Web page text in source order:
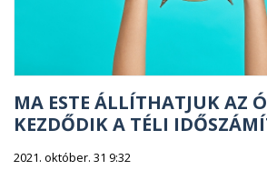
MA ESTE ÁLLÍTHATJUK AZ
KEZDŐDIK A TÉLI
2021. október. 31 9:32